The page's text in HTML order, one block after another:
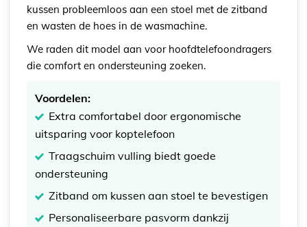
kussen probleemloos aan een stoel met de zitband
en wasten de hoes in de wasmachine.
We raden dit model aan voor hoofdtelefoondragers
die comfort en ondersteuning zoeken.
Voordelen:
Extra comfortabel door ergonomische
uitsparing voor koptelefoon
Traagschuim vulling biedt goede
ondersteuning
Zitband om kussen aan stoel te bevestigen
Personaliseerbare pasvorm dankzij